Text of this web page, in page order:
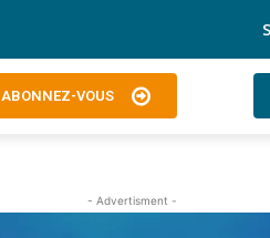
ABONNEZ-VOUS
- Advertisment -